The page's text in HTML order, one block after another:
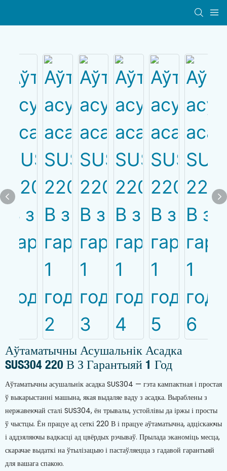
Аўтаматычны Асушальнік Асадка
SUS304 220 В З Гарантыяй 1 Год
Аўтаматычны асушальнік асадка SUS304 — гэта кампактная і простая
ў выкарыстанні машына, якая выдаляе ваду з асадка. Выраблены з
нержавеючай сталі SUS304, ён трывалы, устойлівы да іржы і просты
ў чыстцы. Ён працуе ад сеткі 220 В і працуе аўтаматычна, адціскаючы
і аддзяляючы вадкасці ад цвёрдых рэчываў. Прылада эканоміць месца,
скарачае выдаткі на ўтылізацыю і пастаўляецца з гадавой гарантыяй
для вашага спакою.